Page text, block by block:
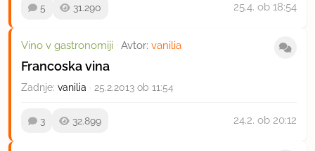
5 31.290 25.4. ob 18:54
Vino v gastronomiji · Avtor: vanilia
Francoska vina
Zadnje: vanilia · 25.2.2013 ob 11:54
3 32.899 24.2. ob 20:12